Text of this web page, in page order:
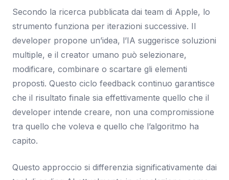
Secondo la ricerca pubblicata dai team di Apple, lo
strumento funziona per iterazioni successive. Il
developer propone un’idea, l’IA suggerisce soluzioni
multiple, e il creator umano può selezionare,
modificare, combinare o scartare gli elementi
proposti. Questo ciclo feedback continuo garantisce
che il risultato finale sia effettivamente quello che il
developer intende creare, non una compromissione
tra quello che voleva e quello che l’algoritmo ha
capito.
Questo approccio si differenzia significativamente dai